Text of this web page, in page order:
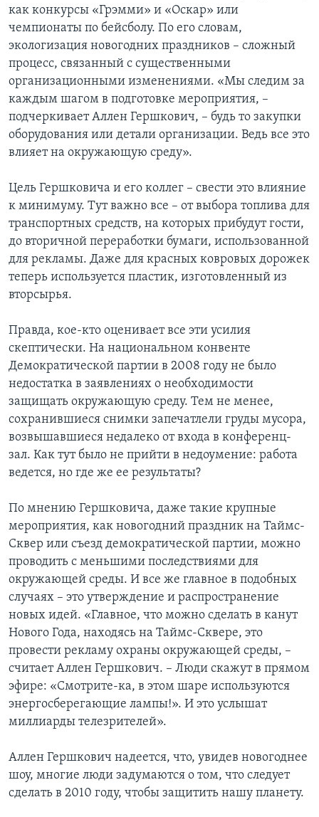
как конкурсы «Грэмми» и «Оскар» или
чемпионаты по бейсболу. По его словам,
экологизация новогодних праздников – сложный
процесс, связанный с существенными
организационными изменениями. «Мы следим за
каждым шагом в подготовке мероприятия, –
подчеркивает Аллен Гершкович, – будь то закупки
оборудования или детали организации. Ведь все это
влияет на окружающую среду».
Цель Гершковича и его коллег – свести это влияние
к минимуму. Тут важно все – от выбора топлива для
транспортных средств, на которых прибудут гости,
до вторичной переработки бумаги, использованной
для рекламы. Даже для красных ковровых дорожек
теперь используется пластик, изготовленный из
вторсырья.
Правда, кое-кто оценивает все эти усилия
скептически. На национальном конвенте
Демократической партии в 2008 году не было
недостатка в заявлениях о необходимости
защищать окружающую среду. Тем не менее,
сохранившиеся снимки запечатлели груды мусора,
возвышавшиеся недалеко от входа в конференц-
зал. Как тут было не прийти в недоумение: работа
ведется, но где же ее результаты?
По мнению Гершковича, даже такие крупные
мероприятия, как новогодний праздник на Таймс-
Сквер или съезд демократической партии, можно
проводить с меньшими последствиями для
окружающей среды. И все же главное в подобных
случаях – это утверждение и распространение
новых идей. «Главное, что можно сделать в канут
Нового Года, находясь на Таймс-Сквере, это
провести рекламу охраны окружающей среды, –
считает Аллен Гершкович. – Люди скажут в прямом
эфире: «Смотрите-ка, в этом шаре используются
энергосберегающие лампы!». И это услышат
миллиарды телезрителей».
Аллен Гершкович надеется, что, увидев новогоднее
шоу, многие люди задумаются о том, что следует
сделать в 2010 году, чтобы защитить нашу планету.